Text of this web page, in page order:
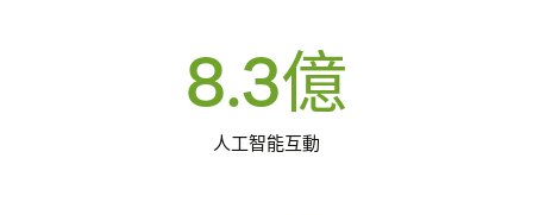
8.3億
人工智能互動